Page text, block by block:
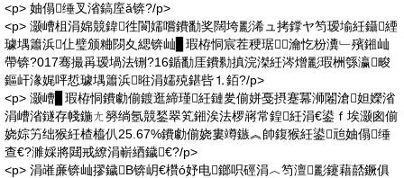
<p> 妯傝缍叉渻鎬庢ǎ锛?/p>
<p> 灏嶆柤涓婂競鍏徃閬嬬嚐鐨勫奖闊垮彲浠ュ拷鐣ヤ笉瑷堬紝鑷緸
璩堣簫浜仩璧颁粬閯夊緦锛屾▊瑕栫恫宸茬稉琚瀹忔枌瀵﹂殯鎺屾
帶锛?017骞撮爯瑷堝法铏?16鍎勫厓鐨勬搷浣滐紝涔熷彲瑕栦綔瀛畯
鏂屽湪娓呯悊璩堣簫浜暀涓嬬殑鍖呰⒈銆?/p>
<p> 灏嶆▊瑕栫恫鐨勮偂鍍逛締瑾紝鏈夎偂姘戞摂蹇冪浉闂滄妲嬫渻
涓嶆渻鐩存帴鍦ㄤ簩绱氬競鍫翠笂鎺涘法椤嶈常鍠紝涓€鍙ｆ埃灏囪偂
娆婃竻绌猴紝楂橀仈25.67%鐨勮偂娆婁竴鏃︽帥鍑猴紝鍙兘妯傝缍
查€?濉婇將閮戒繚涓嶄綇鐬€?/p>
<p> 涓嶉亷锛屾摎鐬В锛岄€欑ó妤电鎯呮硜涓︿笉澶彲鑳藉嚭鐝俱